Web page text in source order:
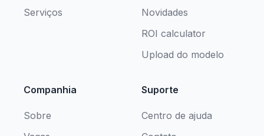
Serviços
Novidades
ROI calculator
Upload do modelo
Companhia
Sobre
Suporte
Centro de ajuda